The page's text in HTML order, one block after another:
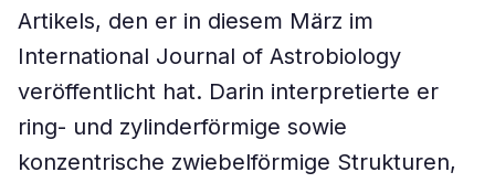
Artikels, den er in diesem März im
International Journal of Astrobiology
veröffentlicht hat. Darin interpretierte er
ring- und zylinderförmige sowie
konzentrische zwiebelförmige Strukturen,